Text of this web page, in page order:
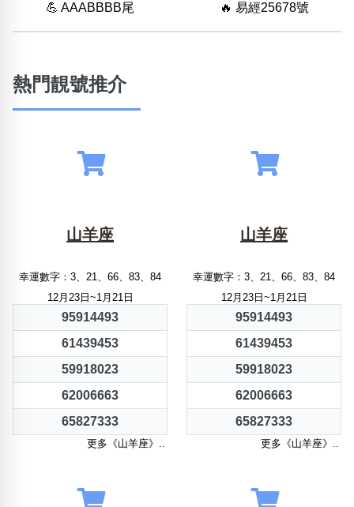
💪 AAABBBB尾
🔥 易經25678號
熱門靚號推介
山羊座
幸運數字：3、21、66、83、84
12月23日~1月21日
95914493
61439453
59918023
62006663
65827333
更多《山羊座》..
山羊座
幸運數字：3、21、66、83、84
12月23日~1月21日
95914493
61439453
59918023
62006663
65827333
更多《山羊座》..